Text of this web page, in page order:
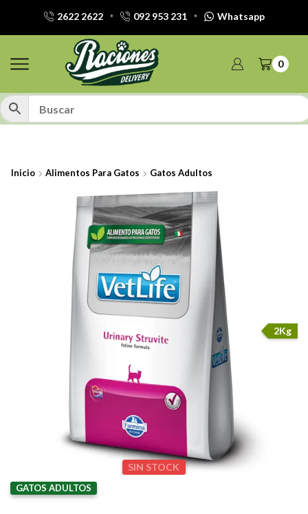
2622 2622 092 953 231 Whatsapp
0
Inicio Alimentos Para Gatos Gatos Adultos
2Kg
SIN STOCK
GATOS ADULTOS